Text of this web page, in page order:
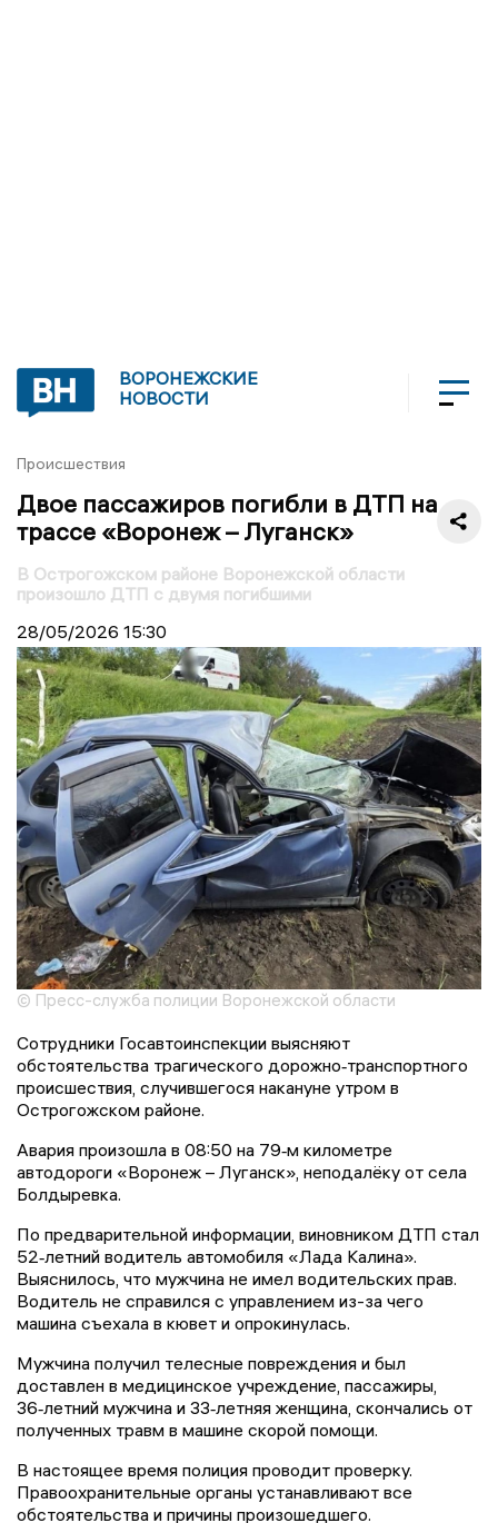
ВОРОНЕЖСКИЕ
НОВОСТИ
Происшествия
Двое пассажиров погибли в ДТП на
трассе «Воронеж – Луганск»
В Острогожском районе Воронежской области
произошло ДТП с двумя погибшими
28/05/2026 15:30
© Пресс-служба полиции Воронежской области
Сотрудники Госавтоинспекции выясняют
обстоятельства трагического дорожно‑транспортного
происшествия, случившегося накануне утром в
Острогожском районе.
Авария произошла в 08:50 на 79‑м километре
автодороги «Воронеж – Луганск», неподалёку от села
Болдыревка.
По предварительной информации, виновником ДТП стал
52‑летний водитель автомобиля «Лада Калина».
Выяснилось, что мужчина не имел водительских прав.
Водитель не справился с управлением из-за чего
машина съехала в кювет и опрокинулась.
Мужчина получил телесные повреждения и был
доставлен в медицинское учреждение, пассажиры,
36‑летний мужчина и 33‑летняя женщина, скончались от
полученных травм в машине скорой помощи.
В настоящее время полиция проводит проверку.
Правоохранительные органы устанавливают все
обстоятельства и причины произошедшего.